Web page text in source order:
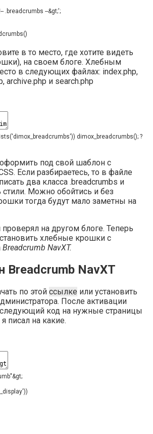
.breadcrumbs --&gt;';
в то место, где хотите видеть
на своем блоге. Хлебным
в следующих файлах: index.php,
archive.php и search.php
('dimox_breadcrumbs')) dimox_breadcrumbs(); ?
под свой шаблон с
Если разбираетесь, то в файле
два класса .breadcrumbs и
стили. Можно обойтись и без
тогда будут мало заметны на
на другом блоге. Теперь
хлебные крошки с
Breadcrumb NavXT.
Breadcrumb NavXT
по этой ссылке или установить
После активации
следующий код на нужные страницы
писал на какие.
&gt;
))